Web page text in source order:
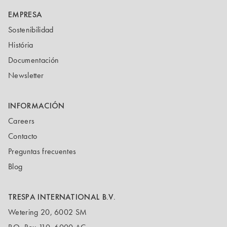
EMPRESA
Sostenibilidad
História
Documentación
Newsletter
INFORMACIÓN
Careers
Contacto
Preguntas frecuentes
Blog
TRESPA INTERNATIONAL B.V.
Wetering 20, 6002 SM